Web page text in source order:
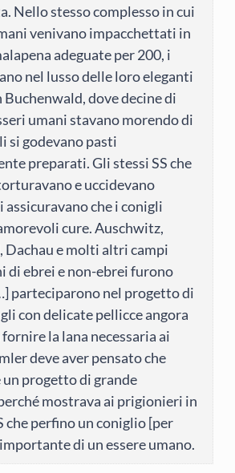
Nello stesso complesso in cui
venivano impacchettati in
adeguate per 200, i
nel lusso delle loro eleganti
dove decine di
umani stavano morendo di
si godevano pasti
preparati. Gli stessi SS che
e uccidevano
che i conigli
cure. Auschwitz,
Dachau e molti altri campi
di ebrei e non-ebrei furono
parteciparono nel progetto di
con delicate pellicce angora
la lana necessaria ai
deve aver pensato che
un progetto di grande
mostrava ai prigionieri in
che perfino un coniglio [per
di un essere umano.